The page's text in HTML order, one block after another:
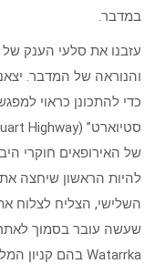
במדבר.
עזבנו את סלעי הענק
והנוראה של המדבר.
כדי להתכונן כראוי
השלישי, הצליח לצלוח
שעשה עובר בסמוך